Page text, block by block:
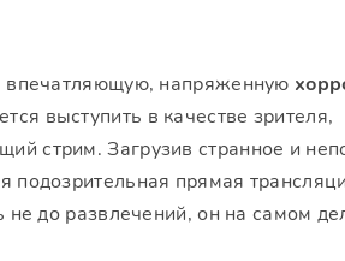
впечатляющую, напряженную
выступить в качестве зрителя,
стрим. Загрузив странное и
прямая
не до развлечений, он на самом